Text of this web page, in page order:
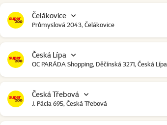
Čelákovice
Průmyslová 2043, Čelákovice
Česká Lípa
OC PARÁDA Shopping, Děčínská 3271, Česká Lípa
Česká Třebová
J. Pácla 695, Česká Třebová